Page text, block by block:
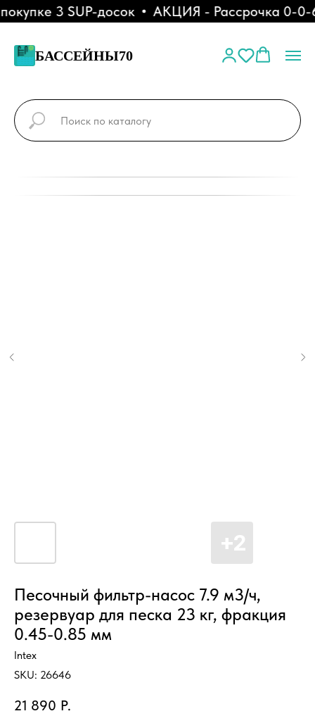
3 SUP-досок АКЦИЯ - Рассрочка 0-0-6
БАССЕЙНЫ70
Песочный фильтр-насос 7.9 м3/ч,
резервуар для песка 23 кг, фракция
0.45-0.85 мм
Intex
SKU: 26646
21 890 Р.